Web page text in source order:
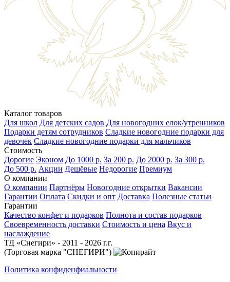
Каталог товаров
Для школ Для детских садов Для новогодних елок/утренников
Подарки детям сотрудников Сладкие новогодние подарки для
девочек Сладкие новогодние подарки для мальчиков
Стоимость
Дорогие Эконом До 1000 р. За 200 р. До 2000 р. За 300 р.
До 500 р. Акции Дешёвые Недорогие Премиум
О компании
О компании Партнёры Новогодние открытки Вакансии
Гарантии Оплата Скидки и опт Доставка Полезные статьи
Гарантии
Качество конфет и подарков Полнота и состав подарков
Своевременность доставки Стоимость и цена Вкус и
наслаждение
ТД «Снегири» - 2011 - 2026 г.г.
(Торговая марка "СНЕГИРИ")
Политика конфиденфиальности